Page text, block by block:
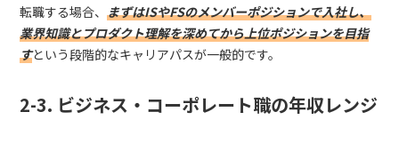
転職する場合、まずはISやFSのメンバーポジションで入社し、
業界知識とプロダクト理解を深めてから上位ポジションを目指
すという段階的なキャリアパスが一般的です。
2-3. ビジネス・コーポレート職の年収レンジ